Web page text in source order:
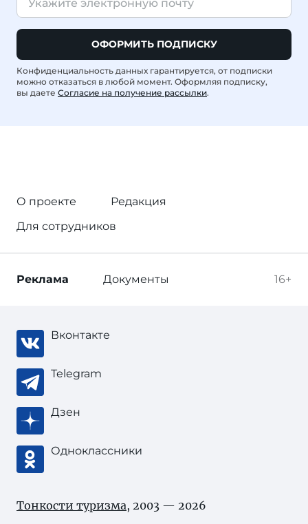
ОФОРМИТЬ ПОДПИСКУ
Конфиденциальность данных гарантируется, от подписки
можно отказаться в любой момент. Оформляя подписку,
вы даете Согласие на получение рассылки.
О проекте
Редакция
Для сотрудников
16+
Реклама Документы
Вконтакте
Telegram
Дзен
Одноклассники
Тонкости туризма, 2003 — 2026